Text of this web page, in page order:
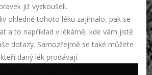
již vyzkoušeli.
ohledně tohoto léku zajímalo, pak se
a to například v lékárně, kde vám jistě
dotazy. Samozřejmě se také můžete
daný lék prodávají.